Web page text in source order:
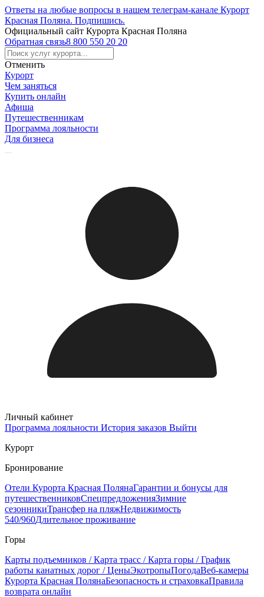
Ответы на любые вопросы в нашем телеграм-канале Курорт
Красная Поляна. Подпишись.
Официальный сайт Курорта Красная Поляна
Обратная связь8 800 550 20 20
Отменить
Курорт
Чем заняться
Купить онлайн
Афиша
Путешественникам
Программа лояльности
Для бизнеса
Личный кабинет
Программа лояльности История заказов Выйти
Курорт
Бронирование
Отели Курорта Красная ПолянаГарантии и бонусы для
путешественниковСпецпредложенияЗимние
сезонникиТрансфер на пляжНедвижимость
540/960Длительное проживание
Горы
Карты подъемников / Карта трасс / Карта горы / График
работы канатных дорог / ЦеныЭкотропыПогодаВеб-камеры
Курорта Красная ПолянаБезопасность и страховкаПравила
возврата онлайн